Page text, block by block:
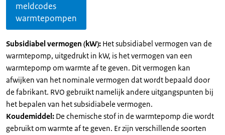
meldcodes
warmtepompen
Subsidiabel vermogen (kW): Het subsidiabel vermogen van de
warmtepomp, uitgedrukt in kW, is het vermogen van een
warmtepomp om warmte af te geven. Dit vermogen kan
afwijken van het nominale vermogen dat wordt bepaald door
de fabrikant. RVO gebruikt namelijk andere uitgangspunten bij
het bepalen van het subsidiabele vermogen.
Koudemiddel: De chemische stof in de warmtepomp die wordt
gebruikt om warmte af te geven. Er zijn verschillende soorten